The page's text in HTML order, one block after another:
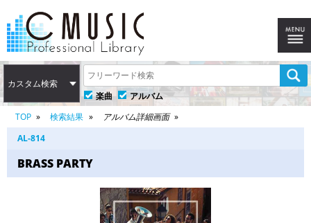
カスタム検索
楽曲
アルバム
TOP
検索結果
アルバム詳細画面
AL-814
BRASS PARTY